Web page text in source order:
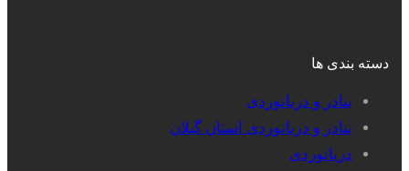
دسته بندی ها
بنادر و دریانوردی
بنادر و دریانوردی استان گیلان
دریانوردی